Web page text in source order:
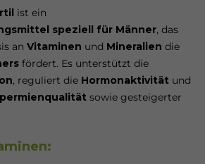
ist ein
speziell für Männer, das
an Vitaminen und Mineralien die
fördert. Es unterstützt die
, reguliert die Hormonaktivität und
sowie gesteigerter